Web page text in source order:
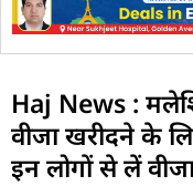
Haj News :
वीजा खरीदने के
इन लोगों से लें